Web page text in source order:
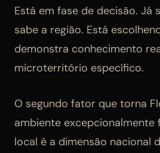
Está em fase de decisão. Já
sabe a região. Está
demonstra conhecimento
microterritório específico.
O segundo fator que torna
ambiente excepcionalmente
local é a dimensão nacional